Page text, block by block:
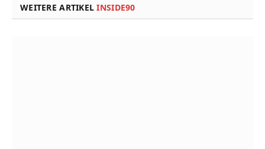
WEITERE ARTIKELINSIDE90